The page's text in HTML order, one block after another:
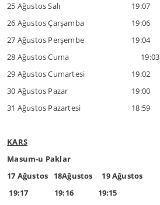
25 Ağustos Salı
19:07
26 Ağustos Çarşamba
19:06
27 Ağustos Perşembe
19:04
28 Ağustos Cuma
19:03
29 Ağustos Cumartesi
19:02
30 Ağustos Pazar
19:00
31 Ağustos Pazartesi
18:59
KARS
Masum-u Paklar
17 Ağustos 18Ağustos 19 Ağustos
19:17 19:16 19:15